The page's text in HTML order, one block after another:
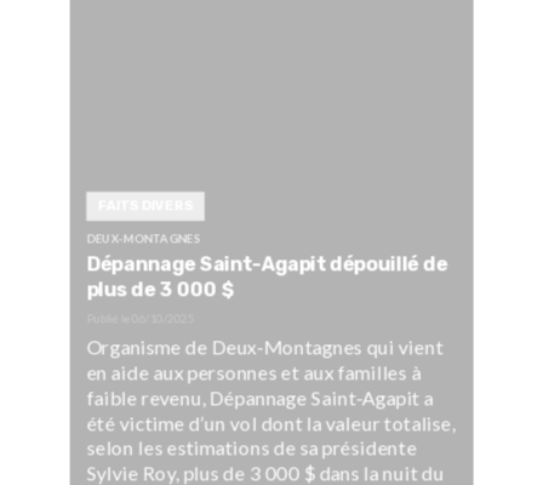
DEUX-MONTAGNES
Dépannage Saint-Agapit dépouillé de
plus de 3 000 $
Organisme de Deux-Montagnes qui vient
en aide aux personnes et aux familles à
faible revenu, Dépannage Saint-Agapit a
été victime d’un vol dont la valeur totalise,
selon les estimations de sa présidente
Sylvie Roy, plus de 3 000 $ dans la nuit du